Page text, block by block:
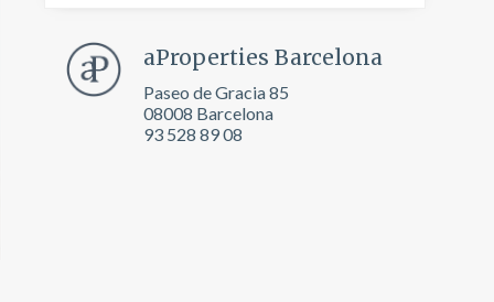
aProperties Barcelona
Paseo de Gracia 85
08008 Barcelona
93 528 89 08